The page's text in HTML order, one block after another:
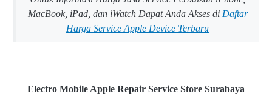
MacBook, iPad, dan iWatch Dapat Anda Akses di Daftar
Harga Service Apple Device Terbaru
Electro Mobile Apple Repair Service Store Surabaya